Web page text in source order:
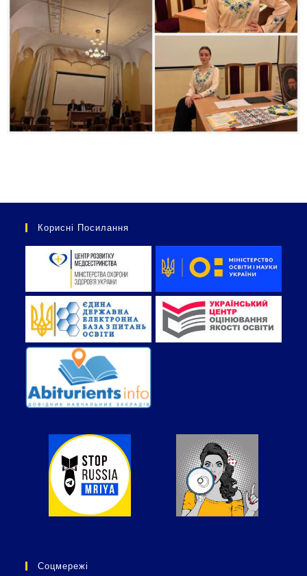
Корисні Посилання
Соцмережі